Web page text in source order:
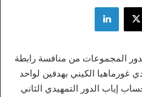
‫X لينكدإن
المجموعات من منافسة رابطة
غورماهيا الكيني بهدفين لواحد
إياب الدور التمهيدي الثاني